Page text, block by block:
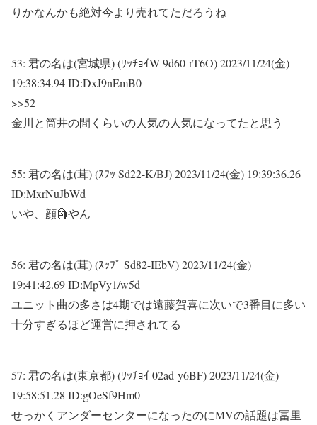
りかなんかも絶対今より売れてただろうね
53: 君の名は(宮城県) (ﾜｯﾁｮｲW 9d60-rT6O)2023/11/24(金)
19:38:34.94 ID:DxJ9nEmB0
>>52
金川と筒井の間くらいの人気の人気になってたと思う
55: 君の名は(茸) (ｽﾌｯ Sd22-K/BJ)2023/11/24(金) 19:39:36.26
ID:MxrNuJbWd
いや、顔🗿やん
56: 君の名は(茸) (ｽｯﾌﾟ Sd82-IEbV)2023/11/24(金)
19:41:42.69 ID:MpVy1/w5d
ユニット曲の多さは4期では遠藤賀喜に次いで3番目に多い
十分すぎるほど運営に押されてる
57: 君の名は(東京都) (ﾜｯﾁｮｲ 02ad-y6BF)2023/11/24(金)
19:58:51.28 ID:gOeSf9Hm0
せっかくアンダーセンターになったのにMVの話題は冨里